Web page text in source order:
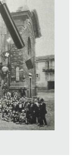
episodi curiosi.
le sue pagine
e luoghi,
velocemente
sono indicate nel
di un paio di occhiali.
alla larga e per
l’avvio dalle vicende
D’altro canto
altri riquadri che
sono forse i